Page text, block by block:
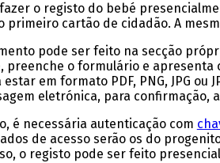
o registo do bebé
primeiro cartão de cidadão. A
pode ser feito na secção
preenche o formulário e
em formato PDF, PNG, JPG
eletrónica, para confirmação,
é necessária autenticação com
de acesso serão os do
o registo pode ser feito